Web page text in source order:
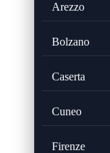
Arezzo
Bolzano
Caserta
Cuneo
Firenze